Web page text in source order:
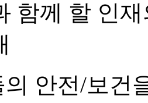
함께 할 인
의 안전/보건